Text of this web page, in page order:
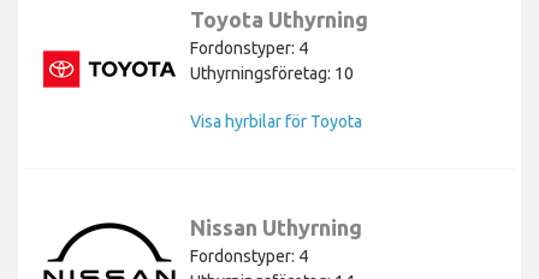
Toyota Uthyrning
Fordonstyper: 4
Uthyrningsföretag: 10
Visa hyrbilar för Toyota
Nissan Uthyrning
Fordonstyper: 4